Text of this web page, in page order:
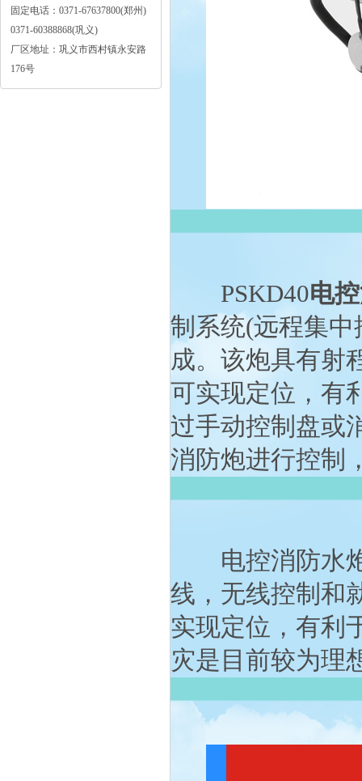
固定电话：0371-67637800(郑州)
0371-60388868(巩义)
厂区地址：巩义市西村镇永安路
176号
PSKD40电
制系统(远程集
成。该炮具有射
可实现定位，有
过手动控制盘或
消防炮进行控制
电控消防水炮
线，无线控制和
实现定位，有利
灾是目前较为理